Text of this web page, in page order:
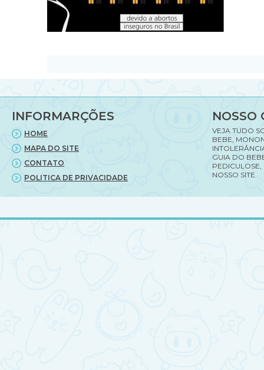
INFORMARÇÕES
HOME
MAPA DO SITE
CONTATO
POLITICA DE PRIVACIDADE
NOSSO
VEJA TUDO
BEBE,
GUIA DO
PEDICULOSE,
NOSSO SITE.